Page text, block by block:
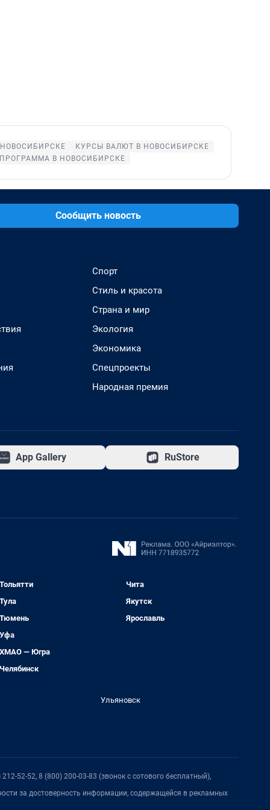
КУРСЫ ВАЛЮТ В НОВОСИБИРСКЕ
В НОВОСИБИРСКЕ
Сообщить новость
Спорт
Стиль и красота
Страна и мир
Экология
Экономика
Спецпроекты
Народная премия
App Gallery RuStore
Тольятти
Тула
Тюмень
Уфа
ХМАО — Югра
Челябинск
Чита
Якутск
Ярославль
Ульяновск
52-52, 8 (800) 200-03-83 (звонок с сотового бесплатный),
за достоверность информации, содержащейся в рекламных